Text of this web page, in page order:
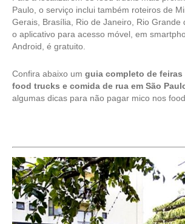
Paulo, o serviço inclui também roteiros de
Gerais, Brasília, Rio de Janeiro, Rio
o aplicativo para acesso móvel, em
Android, é gratuito.
Confira abaixo um guia completo de
food trucks e comida de rua em São
algumas dicas para não pagar mico nos